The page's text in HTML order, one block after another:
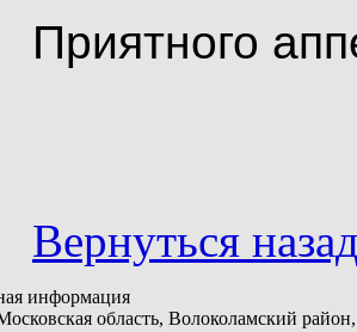
Приятного
Вернуться
информация
область, Волоколамский